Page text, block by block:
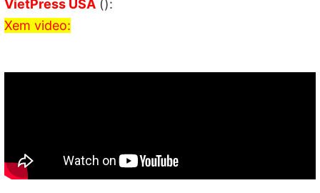
VietPress USA ():
Xem video: